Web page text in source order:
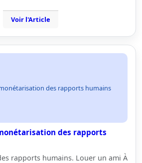
Voir l'Article
des rapports humains
des rapports
rapports humains. Louer un ami À